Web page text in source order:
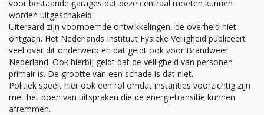
voor bestaande garages dat deze centraal moeten kunnen
worden uitgeschakeld.
Uiteraard zijn voornoemde ontwikkelingen, de overheid niet
ontgaan. Het Nederlands Instituut Fysieke Veiligheid publiceert
veel over dit onderwerp en dat geldt ook voor Brandweer
Nederland. Ook hierbij geldt dat de veiligheid van personen
primair is. De grootte van een schade is dat niet.
Politiek speelt hier ook een rol omdat instanties voorzichtig zijn
met het doen van uitspraken die de energietransitie kunnen
afremmen.